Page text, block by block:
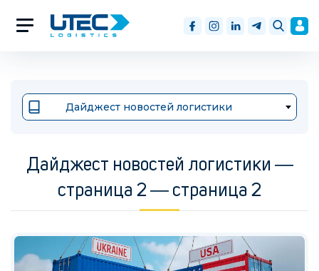
Дайджест новостей логистики
Дайджест новостей логистики ―
страница 2 ― страница 2